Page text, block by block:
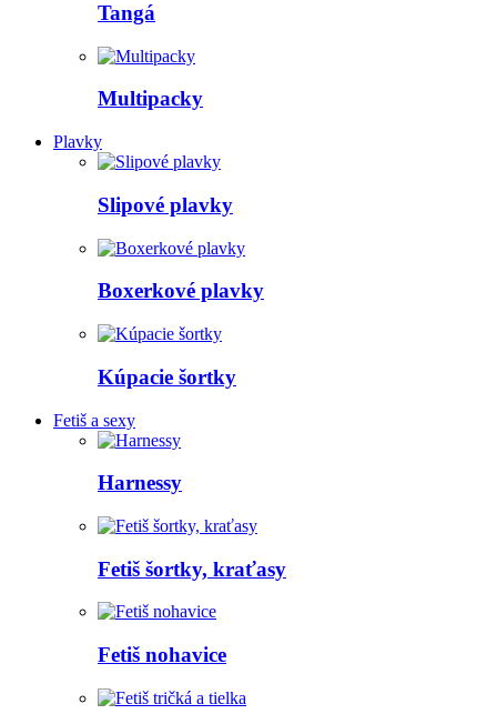
Tangá
Multipacky
Plavky
Slipové plavky
Boxerkové plavky
Kúpacie šortky
Fetiš a sexy
Harnessy
Fetiš šortky, kraťasy
Fetiš nohavice